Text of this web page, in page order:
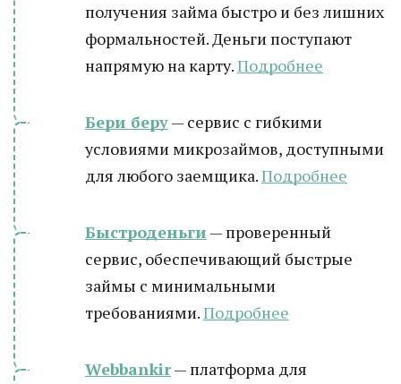
получения займа быстро и без лишних
формальностей. Деньги поступают
напрямую на карту.Подробнее
Бери беру— сервис с гибкими
условиями микрозаймов, доступными
для любого заемщика.Подробнее
Быстроденьги — проверенный
сервис, обеспечивающий быстрые
займы с минимальными
требованиями.Подробнее
Webbankir— платформа для